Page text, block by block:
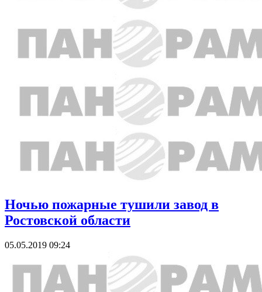
Ночью пожарные тушили завод в
Ростовской области
05.05.2019 09:24